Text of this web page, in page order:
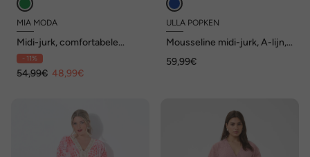
MIA MODA
Midi-jurk, comfortabele
pasvorm, all-over print,
kanten linten
- 11%
54,99€ 48,99€
ULLA POPKEN
Mousseline midi-jurk, A-lijn,
59,99€